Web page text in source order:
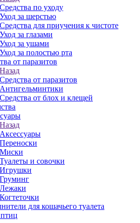
Средства по уходу
Уход за шерстью
Средства для приучения к чистоте
Уход за глазами
Уход за ушами
Уход за полостью рта
от паразитов
Назад
Средства от паразитов
Антигельминтики
Средства от блох и клещей
Назад
Аксессуары
Переноски
Миски
Туалеты и совочки
Игрушки
Груминг
Лежаки
Когтеточки
для кошачьего туалета